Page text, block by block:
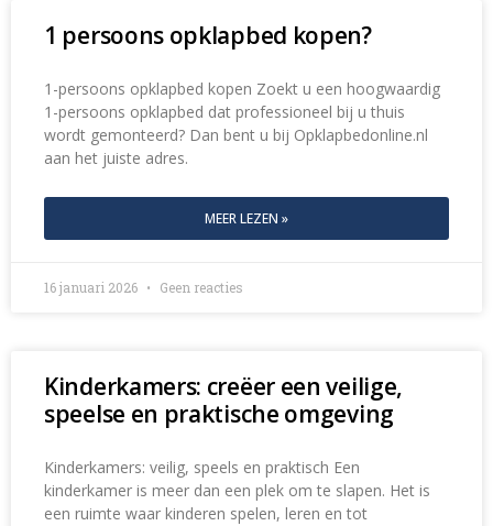
1 persoons opklapbed kopen?
1-persoons opklapbed kopen Zoekt u een hoogwaardig
1-persoons opklapbed dat professioneel bij u thuis
wordt gemonteerd? Dan bent u bij Opklapbedonline.nl
aan het juiste adres.
MEER LEZEN »
16 januari 2026 Geen reacties
Kinderkamers: creëer een veilige,
speelse en praktische omgeving
Kinderkamers: veilig, speels en praktisch Een
kinderkamer is meer dan een plek om te slapen. Het is
een ruimte waar kinderen spelen, leren en tot